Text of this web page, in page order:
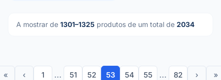
A mostrar de 1301–1325 produtos de um total de 2034
« ‹ 1 ... 51 52 53 54 55 ... 82 › »